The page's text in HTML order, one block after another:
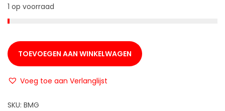
1 op voorraad
TOEVOEGEN AAN WINKELWAGEN
Voeg toe aan Verlanglijst
SKU: BMG